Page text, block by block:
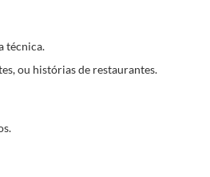
técnica.
ou histórias de restaurantes.